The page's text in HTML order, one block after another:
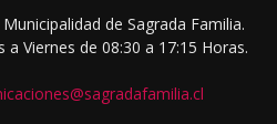
de Sagrada Familia.
Viernes de 08:30 a 17:15 Horas.